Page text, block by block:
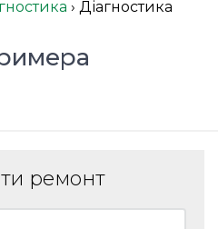
› Діагностика
ремонт